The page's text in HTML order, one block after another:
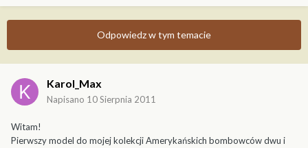
Odpowiedz w tym temacie
Karol_Max
Napisano 10 Sierpnia 2011
Witam!
Pierwszy model do mojej kolekcji Amerykańskich bombowców dwu i